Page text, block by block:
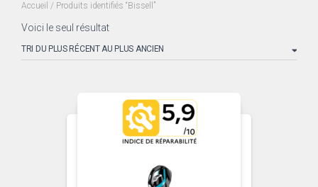
Accueil / Produits identifiés “Bissell”
Voici le seul résultat